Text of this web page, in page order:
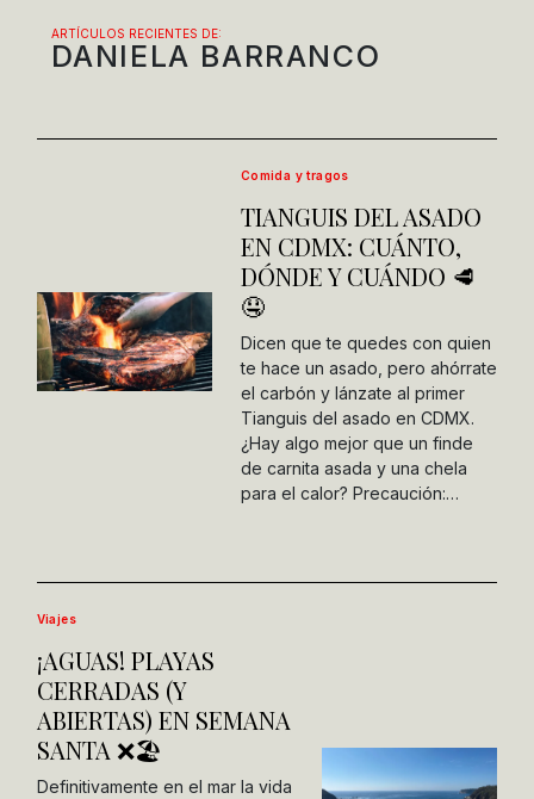
ARTÍCULOS RECIENTES DE:
DANIELA BARRANCO
Comida y tragos
TIANGUIS DEL ASADO
EN CDMX: CUÁNTO,
DÓNDE Y CUÁNDO 🥩
🤤
Dicen que te quedes con quien
te hace un asado, pero ahórrate
el carbón y lánzate al primer
Tianguis del asado en CDMX.
¿Hay algo mejor que un finde
de carnita asada y una chela
para el calor? Precaución:…
Viajes
¡AGUAS! PLAYAS
CERRADAS (Y
ABIERTAS) EN SEMANA
SANTA ❌🏖
Definitivamente en el mar la vida